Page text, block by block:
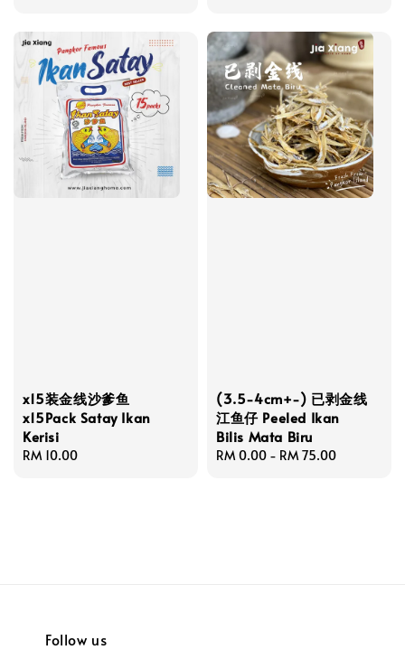
x15装金线沙爹鱼
x15Pack Satay Ikan
Kerisi
Regular
RM 10.00
(3.5-4cm+-) 已剥金线
江鱼仔 Peeled Ikan
Bilis Mata Biru
Regular
RM 0.00 - RM 75.00
Follow us